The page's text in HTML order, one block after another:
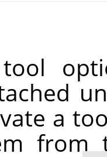
tool
a
from